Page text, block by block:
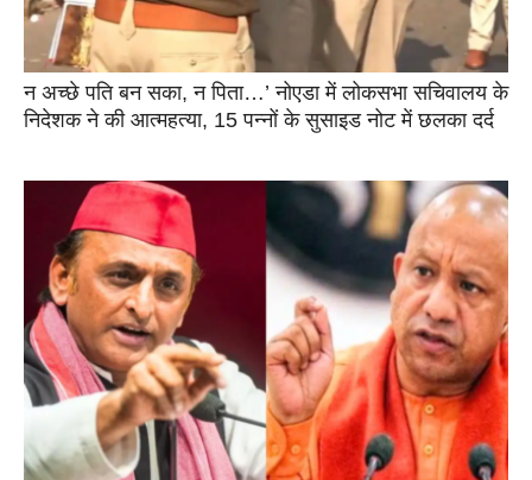
न अच्छे पति बन सका, न पिता…’ नोएडा में लोकसभा सचिवालय के
निदेशक ने की आत्महत्या, 15 पन्नों के सुसाइड नोट में छलका दर्द